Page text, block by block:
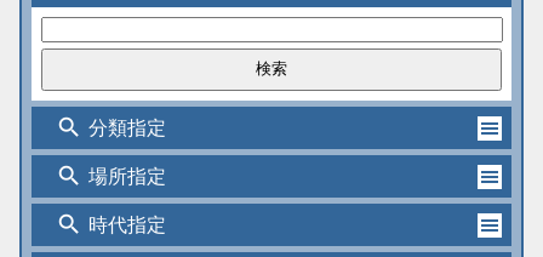
search 分類指定
search 場所指定
search 時代指定